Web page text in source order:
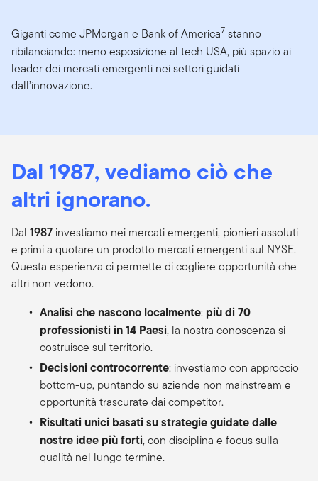
Giganti come JPMorgan e Bank of America7 stanno
ribilanciando: meno esposizione al tech USA, più spazio ai
leader dei mercati emergenti nei settori guidati
dall’innovazione.
Dal 1987, vediamo ciò che
altri ignorano.
Dal 1987 investiamo nei mercati emergenti, pionieri assoluti
e primi a quotare un prodotto mercati emergenti sul NYSE.
Questa esperienza ci permette di cogliere opportunità che
altri non vedono.
Analisi che nascono localmente: più di 70
professionisti in 14 Paesi, la nostra conoscenza si
costruisce sul territorio.
Decisioni controcorrente: investiamo con approccio
bottom-up, puntando su aziende non mainstream e
opportunità trascurate dai competitor.
Risultati unici basati sustrategie guidate dalle
nostre idee più forti, con disciplina e focus sulla
qualità nel lungo termine.